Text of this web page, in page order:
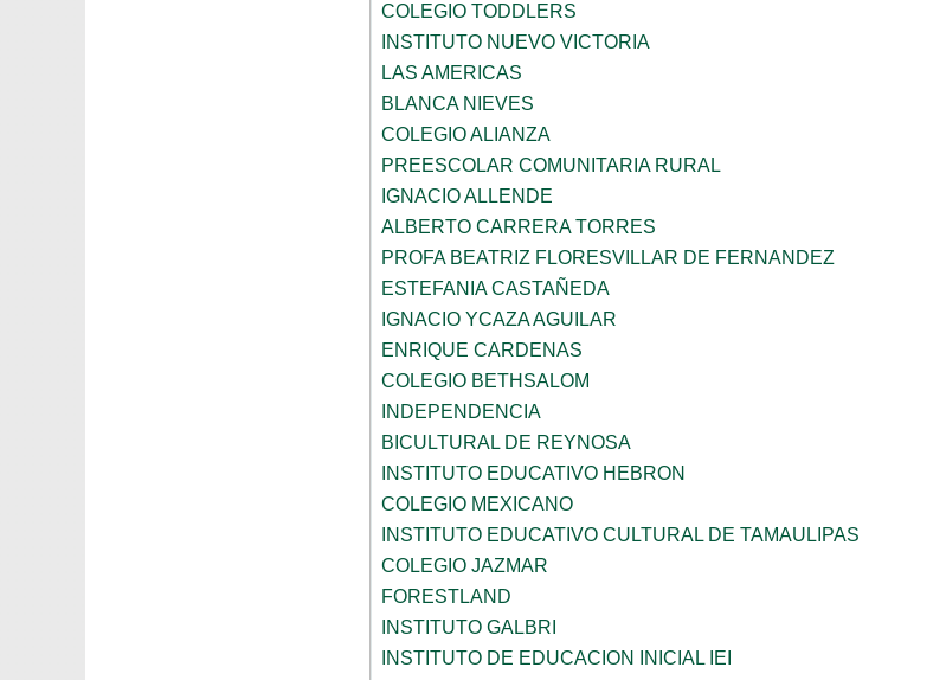
COLEGIO TODDLERS
INSTITUTO NUEVO VICTORIA
LAS AMERICAS
BLANCA NIEVES
COLEGIO ALIANZA
PREESCOLAR COMUNITARIA RURAL
IGNACIO ALLENDE
ALBERTO CARRERA TORRES
PROFA BEATRIZ FLORESVILLAR DE FERNANDEZ
ESTEFANIA CASTAÑEDA
IGNACIO YCAZA AGUILAR
ENRIQUE CARDENAS
COLEGIO BETHSALOM
INDEPENDENCIA
BICULTURAL DE REYNOSA
INSTITUTO EDUCATIVO HEBRON
COLEGIO MEXICANO
INSTITUTO EDUCATIVO CULTURAL DE TAMAULIPAS
COLEGIO JAZMAR
FORESTLAND
INSTITUTO GALBRI
INSTITUTO DE EDUCACION INICIAL IEI